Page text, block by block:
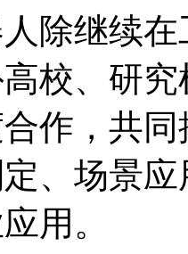
除继续
校、研
作，共
、场景
用。